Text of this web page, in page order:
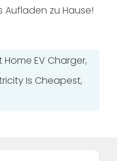
Aufladen zu Hause!
Home EV Charger,
Is Cheapest,